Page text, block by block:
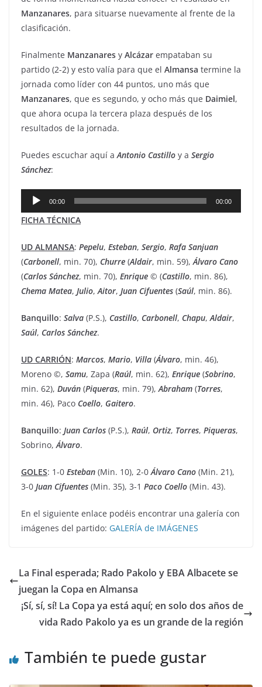
Manzanares, para situarse nuevamente al frente de la
clasificación.
Finalmente Manzanares y Alcázar empataban su
partido (2-2) y esto valía para que el Almansa termine la
jornada como líder con 44 puntos, uno más que
Manzanares, que es segundo, y ocho más que Daimiel,
que ahora ocupa la tercera plaza después de los
resultados de la jornada.
Puedes escuchar aquí aAntonio Castillo y a Sergio
Sánchez:
Reproductor
de
00:00 00:00
FICHA TÉCNICA
UD ALMANSA: Pepelu, Esteban, Sergio, Rafa Sanjuan
(Carbonell, min. 70), Churre (Aldair, min. 59),Álvaro Cano
(Carlos Sánchez, min. 70), Enrique © (Castillo, min. 86),
Chema Matea, Julio,Aitor, Juan Cifuentes (Saúl, min. 86).
Banquillo: Salva (P.S.), Castillo, Carbonell, Chapu,Aldair,
Saúl, Carlos Sánchez.
UD CARRIÓN: Marcos, Mario, Villa (Álvaro, min. 46),
Moreno ©, Samu, Zapa (Raúl, min. 62), Enrique (Sobrino,
min. 62), Duván (Piqueras, min. 79),Abraham (Torres,
min. 46), Paco Coello, Gaitero.
Banquillo: Juan Carlos (P.S.), Raúl, Ortiz, Torres, Piqueras,
Sobrino,Álvaro.
GOLES: 1-0 Esteban (Min. 10), 2-0Álvaro Cano (Min. 21),
3-0 Juan Cifuentes (Min. 35), 3-1 Paco Coello (Min. 43).
En el siguiente enlace podéis encontrar una galería con
imágenes del partido: GALERÍA de IMÁGENES
La Final esperada; Rado Pakolo y EBA Albacete se
juegan la Copa en Almansa
¡Sí, sí, sí! La Copa ya está aquí; en solo dos años de
vida Rado Pakolo ya es un grande de la región
También te puede gustar